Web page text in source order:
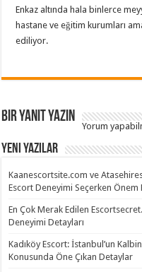
Enkaz altında hala binlerce
hastane ve eğitim kurumları
ediliyor.
Bir yanıt yazın
Yorum
Yeni Yazılar
Kaanescortsite.com ve
Escort Deneyimi Seçerken Önem
En Çok Merak Edilen
Deneyimi Detayları
Kadıköy Escort: İstanbul’un
Konusunda Öne Çıkan Detaylar